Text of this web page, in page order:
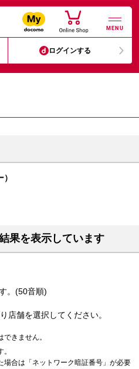
MENU
ログインする
果を表示しています
。(50音順)
店舗を選択してください。
きません。
場合は「ネットワーク暗証番号」が必要